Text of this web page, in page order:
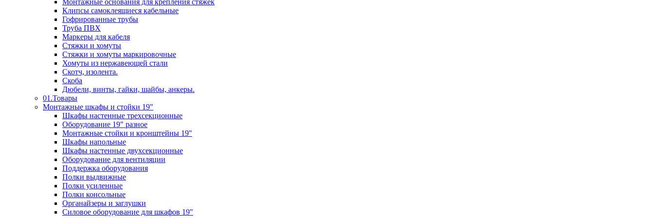
Монтажные основания для крепления стяжек
Клипсы самоклеящиеся кабельные
Гофрированные трубы
Труба ПВХ
Маркеры для кабеля
Стяжки и хомуты
Стяжки и хомуты маркировочные
Хомуты из нержавеющей стали
Скотч, изолента.
Скоба
Дюбели, винты, гайки, шайбы, анкеры.
01.Товары
Монтажные шкафы и стойки 19"
Шкафы настенные трехсекционные
Оборудование 19" разное
Монтажные стойки и кронштейны 19"
Шкафы напольные
Шкафы настенные двухсекционные
Оборудование для вентиляции
Поддержка оборудования
Полки выдвижные
Полки усиленные
Полки консольные
Органайзеры и заглушки
Силовое оборудование для шкафов 19"